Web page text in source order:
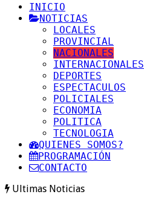
INICIO
NOTICIAS
LOCALES
PROVINCIAL
NACIONALES
INTERNACIONALES
DEPORTES
ESPECTACULOS
POLICIALES
ECONOMIA
POLITICA
TECNOLOGIA
QUIENES SOMOS?
PROGRAMACIÓN
CONTACTO
Ultimas Noticias